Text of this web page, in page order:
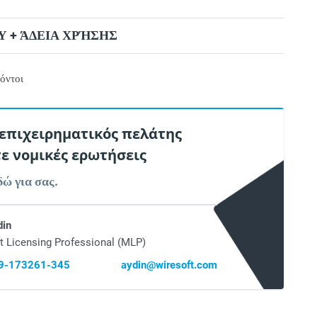
+ ΆΔΕΙΑ ΧΡΉΣΗΣ
πελάτης
νομικές ερωτήσεις
για σας.
Licensing Professional (MLP)
173261-345
aydin@wiresoft.com